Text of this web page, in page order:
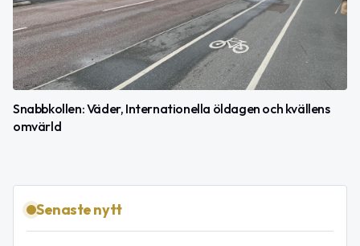
Snabbkollen: Väder, Internationella öldagen och kvällens
omvärld
Senaste nytt